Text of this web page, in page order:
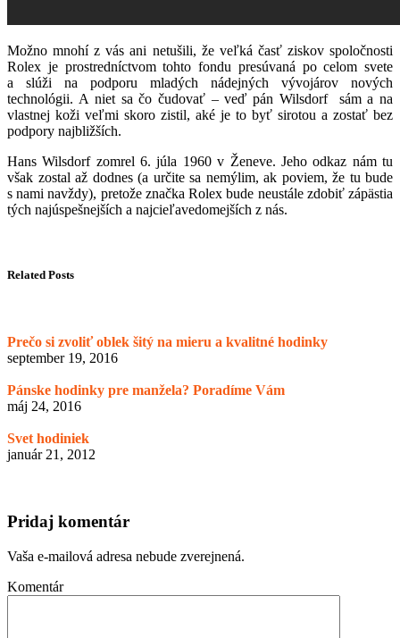
Možno mnohí z vás ani netušili, že veľká časť ziskov spoločnosti
Rolex je prostredníctvom tohto fondu presúvaná po celom svete
a slúži na podporu mladých nádejných vývojárov nových
technológii. A niet sa čo čudovať – veď pán Wilsdorf sám a na
vlastnej koži veľmi skoro zistil, aké je to byť sirotou a zostať bez
podpory najbližších.
Hans Wilsdorf zomrel 6. júla 1960 v Ženeve. Jeho odkaz nám tu
však zostal až dodnes (a určite sa nemýlim, ak poviem, že tu bude
s nami navždy), pretože značka Rolex bude neustále zdobiť zápästia
tých najúspešnejších a najcieľavedomejších z nás.
Related Posts
Prečo si zvoliť oblek šitý na mieru a kvalitné hodinky
september 19, 2016
Pánske hodinky pre manžela? Poradíme Vám
máj 24, 2016
Svet hodiniek
január 21, 2012
Pridaj komentár
Vaša e-mailová adresa nebude zverejnená.
Komentár